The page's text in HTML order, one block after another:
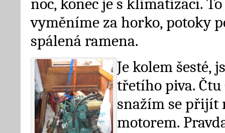
noc, konec je s klimatizací.
vyměníme za horko, potoky
spálená ramena.
Je kolem šesté,
třetího piva. Čtu
snažím se přijít
motorem.